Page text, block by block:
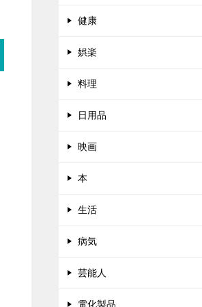
健康
娯楽
料理
日用品
映画
本
生活
病気
芸能人
電化製品